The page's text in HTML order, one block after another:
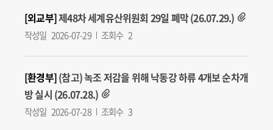
[외교부]제48차 세계유산위원회 29일 폐막 (26.07.29.)
작성일 2026-07-29 조회수 2
[환경부](참고) 녹조 저감을 위해 낙동강 하류 4개보 순차개
방 실시 (26.07.28.)
작성일 2026-07-28 조회수 3